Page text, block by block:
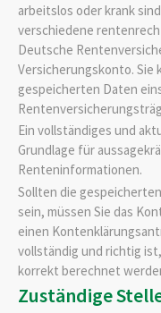
arbeitslos oder krank
verschiedene
Deutsche
Versicherungskonto. Sie
gespeicherten Daten
Ein vollständiges und
Grundlage für
Renteninformationen.
Sollten die
sein, müssen Sie das
einen
vollständig und richtig
korrekt berechnet
Zuständige